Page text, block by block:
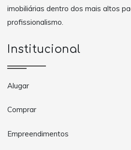
imobiliárias dentro dos mais altos
profissionalismo.
Institucional
Alugar
Comprar
Empreendimentos